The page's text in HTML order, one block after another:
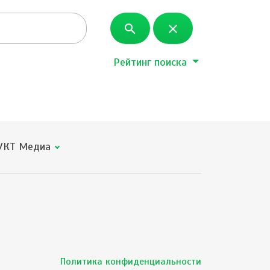
search close
Рейтинг поиска
Медиа
Политика конфиденциальности